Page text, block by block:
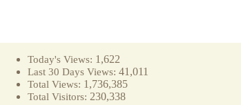
Today's Views: 1,622
Last 30 Days Views: 41,011
Total Views: 1,736,385
Total Visitors: 230,338